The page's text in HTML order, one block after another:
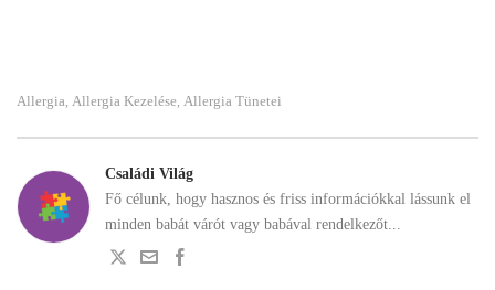
Allergia Allergia Kezelése Allergia Tünetei
Családi Világ
Fő célunk, hogy hasznos és friss információkkal lássunk el
minden babát várót vagy babával rendelkezőt...